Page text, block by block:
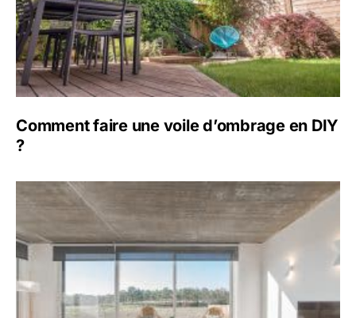
Comment faire une voile d’ombrage en DIY
?